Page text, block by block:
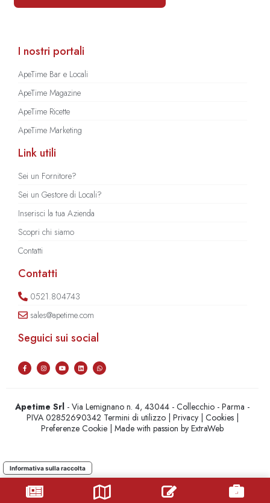
I nostri portali
ApeTime Bar e Locali
ApeTime Magazine
ApeTime Ricette
ApeTime Marketing
Link utili
Sei un Fornitore?
Sei un Gestore di Locali?
Inserisci la tua Azienda
Scopri chi siamo
Contatti
Contatti
0521.804743
sales@apetime.com
Seguici sui social
Apetime Srl - Via Lemignano n. 4, 43044 - Collecchio - Parma -
PIVA 02852690342 Termini di utilizzo| Privacy| Cookies|
Preferenze Cookie | Made with passion byExtraWeb
Informativa sulla raccolta